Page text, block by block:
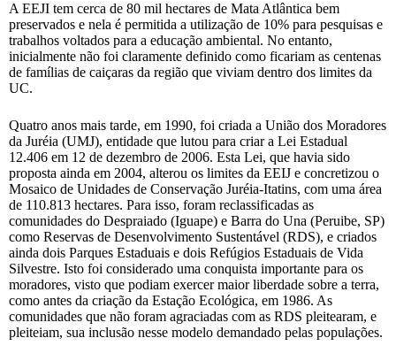
A EEJI tem cerca de 80 mil hectares de Mata Atlântica bem
preservados e nela é permitida a utilização de 10% para pesquisas e
trabalhos voltados para a educação ambiental. No entanto,
inicialmente não foi claramente definido como ficariam as centenas
de famílias de caiçaras da região que viviam dentro dos limites da
UC.
Quatro anos mais tarde, em 1990, foi criada a União dos Moradores
da Juréia (UMJ), entidade que lutou para criar a Lei Estadual
12.406 em 12 de dezembro de 2006. Esta Lei, que havia sido
proposta ainda em 2004, alterou os limites da EEIJ e concretizou o
Mosaico de Unidades de Conservação Juréia-Itatins, com uma área
de 110.813 hectares. Para isso, foram reclassificadas as
comunidades do Despraiado (Iguape) e Barra do Una (Peruibe, SP)
como Reservas de Desenvolvimento Sustentável (RDS), e criados
ainda dois Parques Estaduais e dois Refúgios Estaduais de Vida
Silvestre. Isto foi considerado uma conquista importante para os
moradores, visto que podiam exercer maior liberdade sobre a terra,
como antes da criação da Estação Ecológica, em 1986. As
comunidades que não foram agraciadas com as RDS pleitearam, e
pleiteiam, sua inclusão nesse modelo demandado pelas populações.